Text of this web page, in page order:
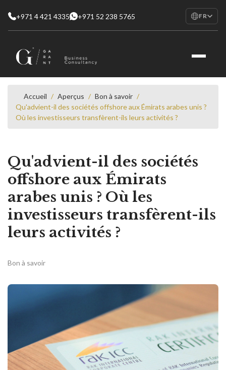
+971 4 421 4335 +971 52 238 5765 FR
AR
العربية
Accueil / Aperçus / Bon à savoir /
Qu'advient-il des sociétés offshore aux Émirats arabes unis ?
Où les investisseurs transfèrent-ils leurs activités ?
Qu'advient-il des sociétés
offshore aux Émirats
arabes unis ? Où les
investisseurs transfèrent-ils
leurs activités ?
Bon à savoir